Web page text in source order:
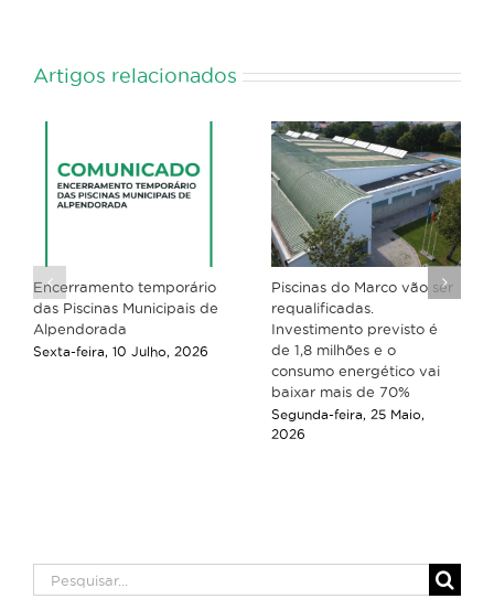
Artigos relacionados
Encerramento temporário
das Piscinas Municipais de
Alpendorada
Sexta-feira, 10 Julho, 2026
Piscinas do Marco vão ser
requalificadas.
Investimento previsto é
de 1,8 milhões e o
consumo energético vai
baixar mais de 70%
Segunda-feira, 25 Maio,
2026
Pesquisar